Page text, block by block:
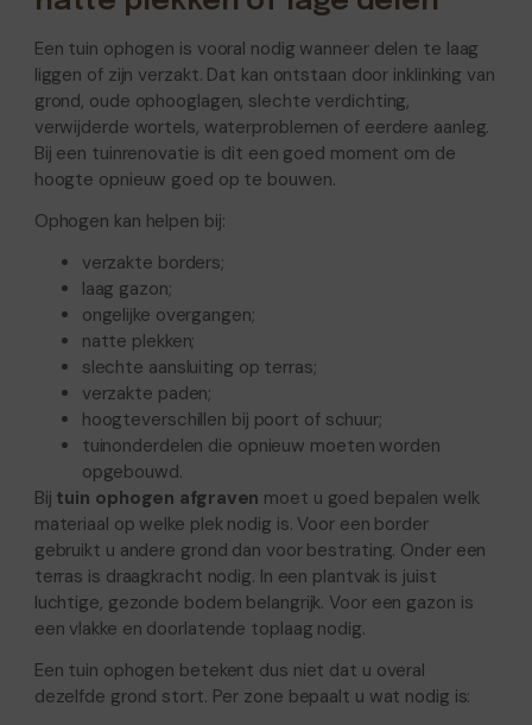
Een tuin ophogen is vooral nodig wanneer delen te laag
liggen of zijn verzakt. Dat kan ontstaan door inklinking van
grond, oude ophooglagen, slechte verdichting,
verwijderde wortels, waterproblemen of eerdere aanleg.
Bij een tuinrenovatie is dit een goed moment om de
hoogte opnieuw goed op te bouwen.
Ophogen kan helpen bij:
verzakte borders;
laag gazon;
ongelijke overgangen;
natte plekken;
slechte aansluiting op terras;
verzakte paden;
hoogteverschillen bij poort of schuur;
tuinonderdelen die opnieuw moeten worden
opgebouwd.
Bij tuin ophogen afgraven moet u goed bepalen welk
materiaal op welke plek nodig is. Voor een border
gebruikt u andere grond dan voor bestrating. Onder een
terras is draagkracht nodig. In een plantvak is juist
luchtige, gezonde bodem belangrijk. Voor een gazon is
een vlakke en doorlatende toplaag nodig.
Een tuin ophogen betekent dus niet dat u overal
dezelfde grond stort. Per zone bepaalt u wat nodig is: